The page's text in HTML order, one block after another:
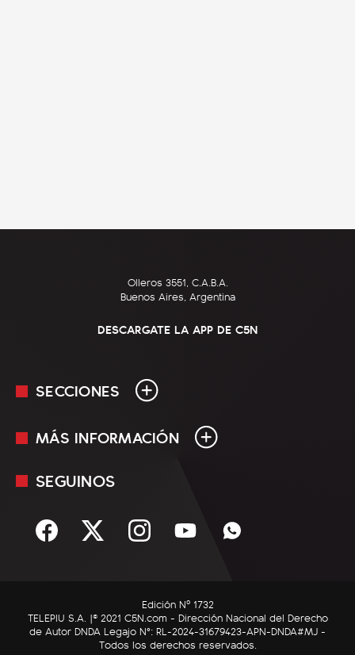
Olleros 3551, C.A.B.A.
Buenos Aires, Argentina
DESCARGATE LA APP DE C5N
SECCIONES
En Vivo
Sociedad
C5N Autos
RatingCero
MÁS INFORMACIÓN
Mediakit
Términos y condiciones
SEGUINOS
Edición Nº 1732
TELEPIU S.A. |© 2021 C5N.com - Dirección Nacional del Derecho
de Autor DNDA Legajo N°: RL-2024-31679423-APN-DNDA#MJ -
Todos los derechos reservados.